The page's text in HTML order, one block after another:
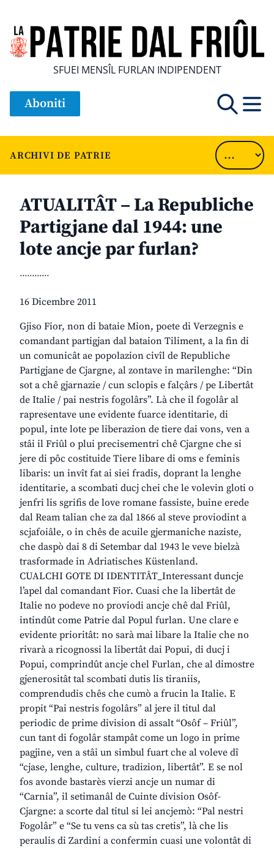
SFUEI MENSÎL FURLAN INDIPENDENT
Aboniti
ARCHIVI DE PATRIE
ATUALITÂT – La Republiche
Partigjane dal 1944: une
lote ancje par furlan?
............
16 Dicembre 2011
Gjiso Fior, non di bataie Mion, poete di Verzegnis e
comandant partigjan dal bataion Tiliment, a la fin di
un comunicât ae popolazion civîl de Republiche
Partigjane de Cjargne, al zontave in marilenghe: “Din
sot a chê gjarnazie / cun sclopis e falçârs / pe Libertât
de Italie / pai nestris fogolârs”. Là che il fogolâr al
rapresentave une evidente fuarce identitarie, di
popul, inte lote pe liberazion de tiere dai vons, ven a
stâi il Friûl o plui precisementri chê Cjargne che si
jere di pôc costituide Tiere libare di oms e feminis
libaris: un invît fat ai siei fradis, doprant la lenghe
identitarie, a scombati ducj chei che le volevin gloti o
jenfri lis sgrifis de love romane fassiste, buine erede
dal Ream talian che za dal 1866 al steve proviodint a
scjafoiâle, o in chês de acuile gjermaniche naziste,
che daspò dai 8 di Setembar dal 1943 le veve bielzà
trasformade in Adriatisches Küstenland.
CUALCHI GOTE DI IDENTITÂT_Interessant duncje
l’apel dal comandant Fior. Cuasi che la libertât de
Italie no podeve no proviodi ancje chê dal Friûl,
intindût come Patrie dal Popul furlan. Une clare e
evidente prioritât: no sarà mai libare la Italie che no
rivarà a ricognossi la libertât dai Popui, di ducj i
Popui, comprindût ancje chel Furlan, che al dimostre
gjenerositât tal scombati dutis lis tiraniis,
comprendudis chês che cumò a frucin la Italie. E
propit “Pai nestris fogolârs” al jere il titul dal
periodic de prime division di assalt “Osôf – Friûl”,
cun tant di fogolâr stampât come un logo in prime
pagjine, ven a stâi un simbul fuart che al voleve dî
“cjase, lenghe, culture, tradizion, libertât”. E se nol
fos avonde bastarès vierzi ancje un numar di
“Carnia”, il setimanâl de Cuinte division Osôf-
Cjargne: a scorte dal titul si lei ancjemò: “Pal nestri
Fogolâr” e “Se tu vens ca sù tas cretis”, là che lis
peraulis di Zardini a confermin cuasi une volontât di